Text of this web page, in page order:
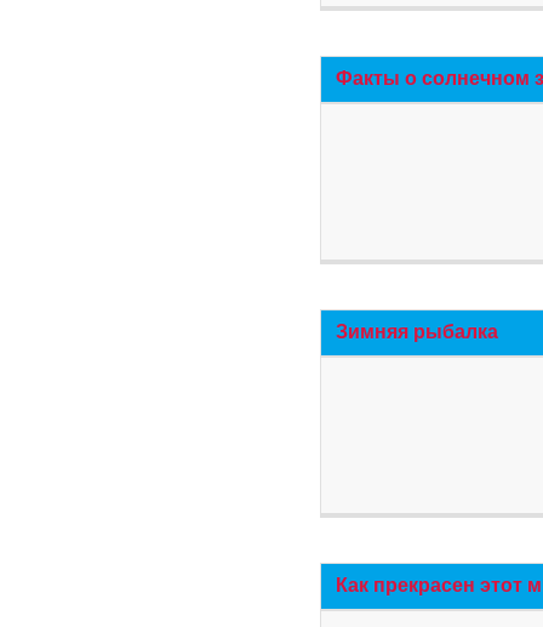
Факты о солнечном
Зимняя рыбалка
Как прекрасен этот